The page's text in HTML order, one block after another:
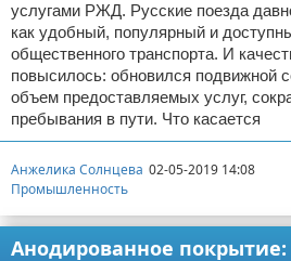
услугами РЖД. Русские поезда
как удобный, популярный и
общественного транспорта. И
повысилось: обновился подвижной
объем предоставляемых услуг,
пребывания в пути. Что касается
Анжелика Солнцева 02-05-2019 14:08
Промышленность
Анодированное покрытие: